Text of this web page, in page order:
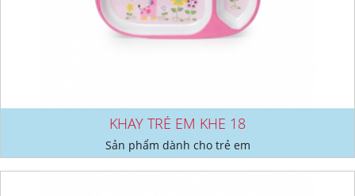
KHAY TRẺ EM KHE 18
Sản phẩm dành cho trẻ em